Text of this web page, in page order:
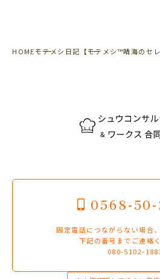
HOMEモテメシ日記 【モテメシ™晴海のセ
0568-
固定電話につながらない場合
下記の番号までご連絡
080-5102-